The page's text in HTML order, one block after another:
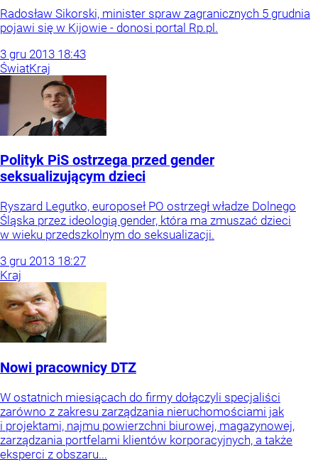
Radosław Sikorski, minister spraw zagranicznych 5 grudnia
pojawi się w Kijowie - donosi portal Rp.pl.
3 gru 2013 18:43
ŚwiatKraj
Polityk PiS ostrzega przed gender
seksualizującym dzieci
Ryszard Legutko, europoseł PO ostrzegł władze Dolnego
Śląska przez ideologią gender, która ma zmuszać dzieci
w wieku przedszkolnym do seksualizacji.
3 gru 2013 18:27
Kraj
Nowi pracownicy DTZ
W ostatnich miesiącach do firmy dołączyli specjaliści
zarówno z zakresu zarządzania nieruchomościami jak
i projektami, najmu powierzchni biurowej, magazynowej,
zarządzania portfelami klientów korporacyjnych, a także
eksperci z obszaru...